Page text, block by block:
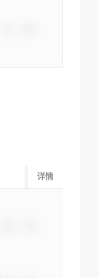
起运国/地区
详情